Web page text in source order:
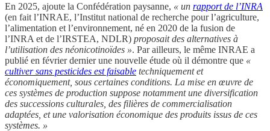
En 2025, ajoute la Confédération paysanne, « un rapport de l’INRA
(en fait l’INRAE, l’Institut national de recherche pour l’agriculture,
l’alimentation et l’environnement, né en 2020 de la fusion de
l’INRA et de l’IRSTEA, NDLR) proposait des alternatives à
l’utilisation des néonicotinoïdes ». Par ailleurs, le même INRAE a
publié en février dernier une nouvelle étude où il démontre que «
cultiver sans pesticides est faisable techniquement et
économiquement, sous certaines conditions. La mise en œuvre de
ces systèmes de production suppose notamment une diversification
des successions culturales, des filières de commercialisation
adaptées, et une valorisation économique des produits issus de ces
systèmes. »